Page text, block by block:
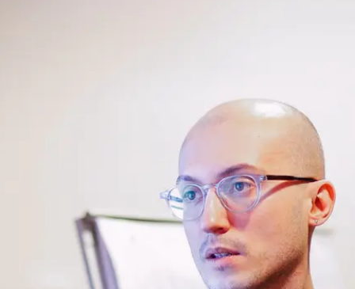
Руководил продуктом в Яндекс Картинках
30 млн MAU — команда под руководством
Вани забрала 25% рыночной доли у Google
Images и выросла с 55% до 72% рынка
Создал курс «Как делать продукт»
Самый популярный курс по продукту в России
— с 2017 года